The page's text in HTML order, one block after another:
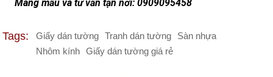
Mang mẫu và tư vấn tận nơi: 0909095458
Tags: Giấy dán tường Tranh dán tường
Sàn nhựa
Nhôm kính
Giấy dán tường giá rẻ